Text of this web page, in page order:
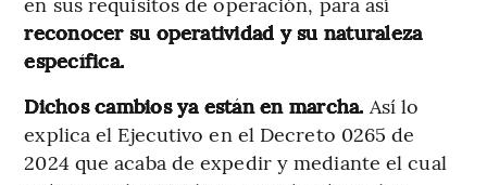
reconocer su operatividad y su naturaleza
específica.
Dichos cambios ya están en marcha. Así lo
explica el Ejecutivo en el Decreto 0265 de
2024 que acaba de expedir y mediante el cual